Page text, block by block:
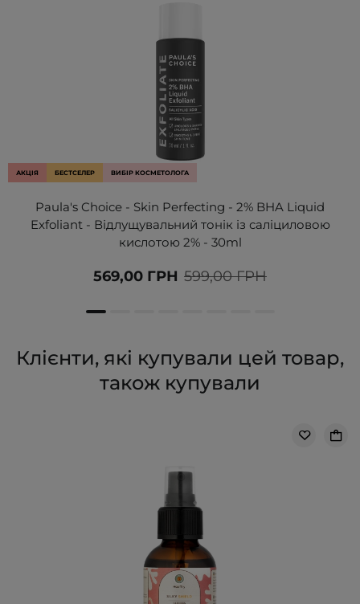
АКЦІЯ БЕСТСЕЛЕР ВИБІР КОСМЕТОЛОГА
Paula's Choice - Skin Perfecting - 2% BHA Liquid
Exfoliant - Відлущувальний тонік із саліциловою
кислотою 2% - 30ml
599,00 ГРН
569,00 ГРН
Клієнти, які купували цей товар,
також купували